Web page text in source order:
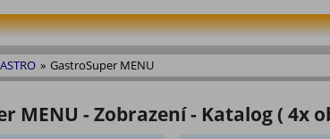
» GastroSuper MENU
MENU - Zobrazení - Katalog ( 4x